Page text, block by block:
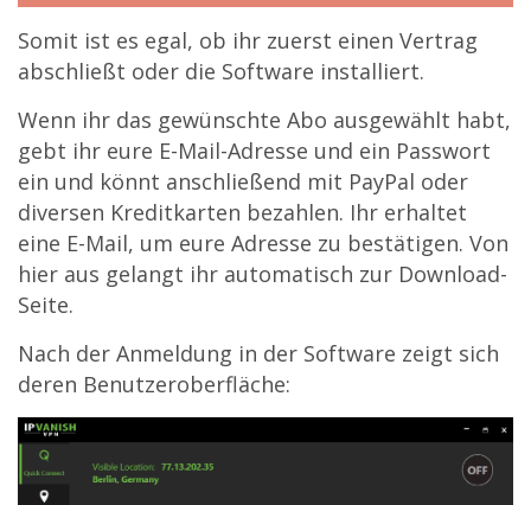
Somit ist es egal, ob ihr zuerst einen Vertrag
abschließt oder die Software installiert.
Wenn ihr das gewünschte Abo ausgewählt habt,
gebt ihr eure E-Mail-Adresse und ein Passwort
ein und könnt anschließend mit PayPal oder
diversen Kreditkarten bezahlen. Ihr erhaltet
eine E-Mail, um eure Adresse zu bestätigen. Von
hier aus gelangt ihr automatisch zur Download-
Seite.
Nach der Anmeldung in der Software zeigt sich
deren Benutzeroberfläche: